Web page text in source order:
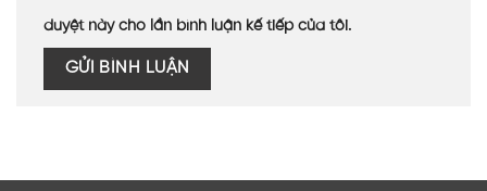
duyệt này cho lần bình luận kế tiếp của tôi.